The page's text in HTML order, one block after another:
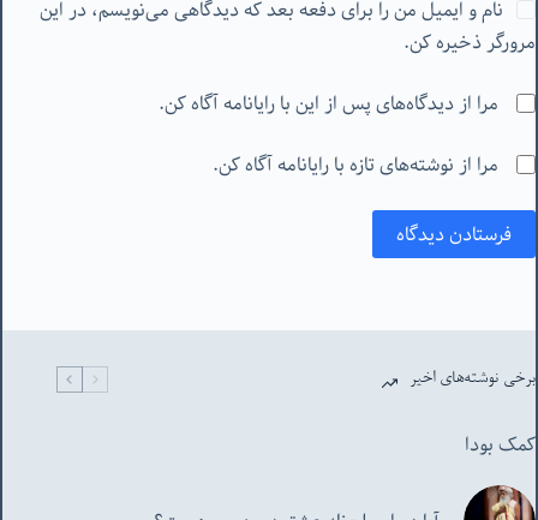
نام و ایمیل من را برای دفعه بعد که دیدگاهی می‌نویسم، در این
مرورگر ذخیره کن.
مرا از دیدگاه‌های پس از این با رایانامه آگاه کن.
مرا از نوشته‌های تازه با رایانامه آگاه کن.
فرستادن دیدگاه
برخی نوشته‌های اخیر
کمک بودا